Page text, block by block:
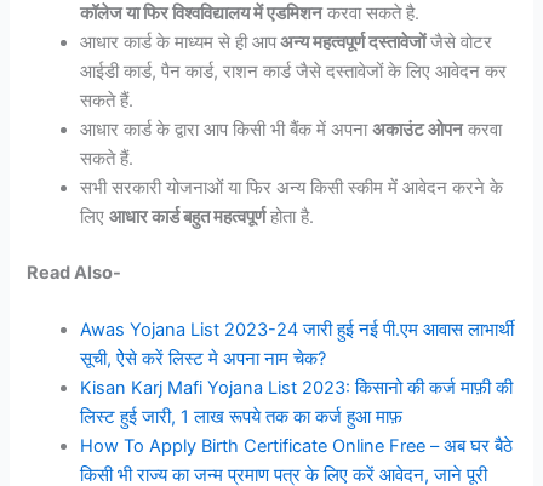
कॉलेज या फिर विश्वविद्यालय में एडमिशनकरवा सकते है.
आधार कार्ड के माध्यम से ही आपअन्य महत्वपूर्ण दस्तावेजोंजैसे वोटर
आईडी कार्ड, पैन कार्ड, राशन कार्ड जैसे दस्तावेजों के लिए आवेदन कर
सकते हैं.
आधार कार्ड के द्वारा आप किसी भी बैंक में अपनाअकाउंट ओपनकरवा
सकते हैं.
सभी सरकारी योजनाओं या फिर अन्य किसी स्कीम में आवेदन करने के
लिएआधार कार्ड बहुत महत्वपूर्णहोता है.
Read Also-
Awas Yojana List 2023-24 जारी हुई नई पी.एम आवास लाभार्थी
सूची, ऐेसे करें लिस्ट मे अपना नाम चेक?
Kisan Karj Mafi Yojana List 2023: किसानो की कर्ज माफ़ी की
लिस्ट हुई जारी, 1 लाख रूपये तक का कर्ज हुआ माफ़
How To Apply Birth Certificate Online Free – अब घर बैठे
किसी भी राज्य का जन्म प्रमाण पत्र के लिए करें आवेदन, जाने पूरी